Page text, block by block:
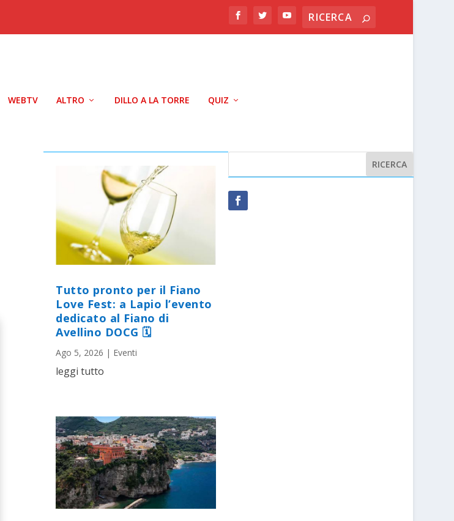
WEBTV ALTRO DILLO A LA TORRE QUIZ
Tutto pronto per il Fiano
Love Fest: a Lapio l’evento
dedicato al Fiano di
Avellino DOCG 🗓
Ago 5, 2026 | Eventi
leggi tutto